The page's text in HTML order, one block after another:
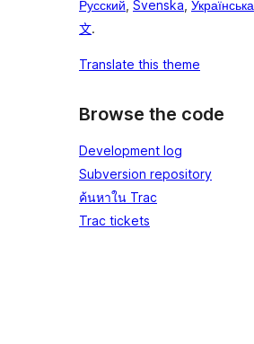
Русский Svenska Українська
文.
Translate this theme
Browse the code
Development log
Subversion repository
ค้นหาใน Trac
Trac tickets